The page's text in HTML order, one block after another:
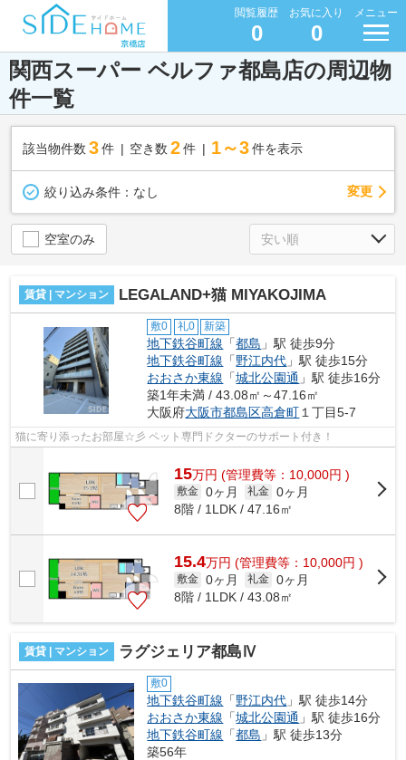
閲覧履歴
0
お気に入り
0
メニュー
関西スーパー ベルファ都島店の周辺物
件一覧
該当物件数 3件 空き数 2 件 1～3 件を表示
絞り込み条件： なし 変更
空室のみ
賃貸 | マンション LEGALAND+猫 MIYAKOJIMA
敷0 礼0 新築
地下鉄谷町線 「都島 」駅 徒歩9分
地下鉄谷町線 「野江内代 」駅 徒歩15分
おおさか東線 「城北公園通 」駅 徒歩16分
築1年未満 / 43.08㎡～47.16㎡
大阪府大阪市都島区高倉町 １丁目5-7
猫に寄り添ったお部屋☆彡 ペット専門ドクターのサポート付き！
15万円 (管理費等：10,000円 )
敷金 0ヶ月 礼金 0ヶ月
8階 / 1LDK / 47.16㎡
15.4万円 (管理費等：10,000円 )
敷金 0ヶ月 礼金 0ヶ月
8階 / 1LDK / 43.08㎡
賃貸 | マンション ラグジェリア都島Ⅳ
敷0
地下鉄谷町線 「野江内代 」駅 徒歩14分
おおさか東線 「城北公園通 」駅 徒歩16分
地下鉄谷町線 「都島 」駅 徒歩13分
築56年